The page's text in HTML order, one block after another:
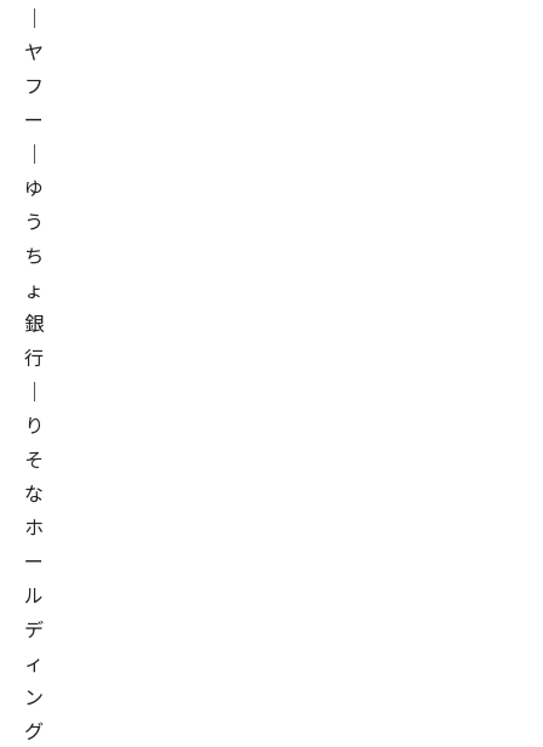
｜
ヤ
フ
ー
｜
ゆ
う
ち
ょ
銀
行
｜
り
そ
な
ホ
ー
ル
デ
ィ
ン
グ